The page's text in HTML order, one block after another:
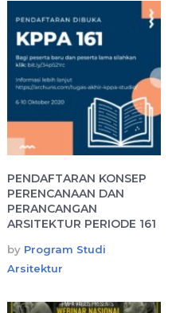
PENDAFTARAN KONSEP
PERENCANAAN DAN
PERANCANGAN
ARSITEKTUR PERIODE 161
by Program Studi
Arsitektur